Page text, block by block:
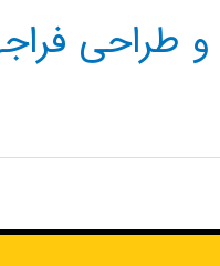
و طراحی